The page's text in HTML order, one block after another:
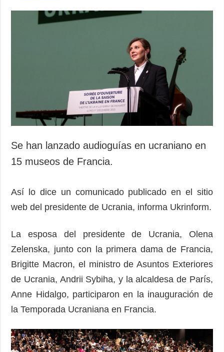
Se han lanzado audioguías en ucraniano en
15 museos de Francia.
Así lo dice un comunicado publicado en el sitio
web del presidente de Ucrania, informa Ukrinform.
La esposa del presidente de Ucrania, Olena
Zelenska, junto con la primera dama de Francia,
Brigitte Macron, el ministro de Asuntos Exteriores
de Ucrania, Andrii Sybiha, y la alcaldesa de París,
Anne Hidalgo, participaron en la inauguración de
la Temporada Ucraniana en Francia.